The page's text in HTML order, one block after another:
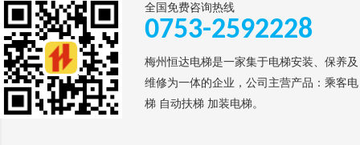
全国免费咨询热线
0753-2592228
梅州恒达电梯是一家集于电梯安装、保养及
维修为一体的企业，公司主营产品：乘客电
梯 自动扶梯 加装电梯。